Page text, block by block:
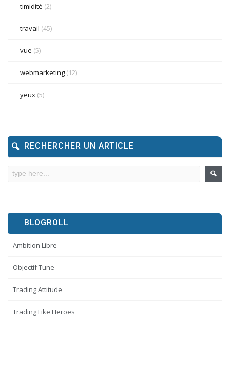
timidité (2)
travail (45)
vue (5)
webmarketing (12)
yeux (5)
RECHERCHER UN ARTICLE
BLOGROLL
Ambition Libre
Objectif Tune
Trading Attitude
Trading Like Heroes